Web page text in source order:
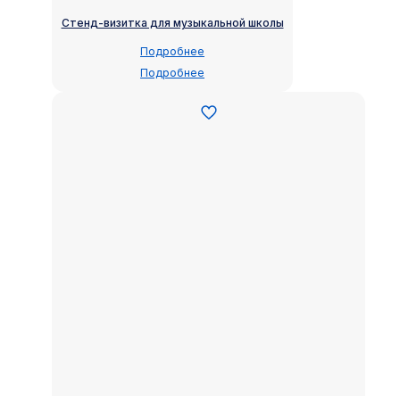
Стенд-визитка для музыкальной школы
Подробнее
Подробнее